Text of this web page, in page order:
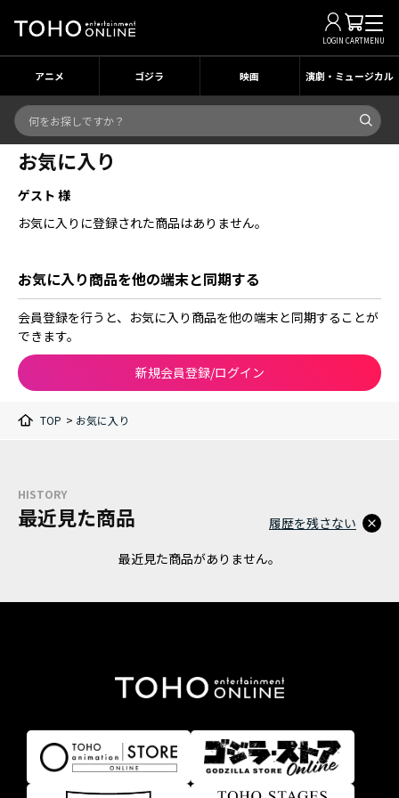
LOGIN CARTMENU
アニメ ゴジラ 映画 演劇・ミュージカル
お気に入り
ゲスト 様
お気に入りに登録された商品はありません。
お気に入り商品を他の端末と同期する
会員登録を行うと、お気に入り商品を他の端末と同期することが
できます。
新規会員登録/ログイン
TOP > お気に入り
HISTORY
最近見た商品
最近見た商品がありません。
履歴を残さない